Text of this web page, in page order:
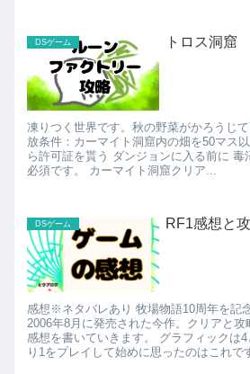
DSゲーム トロス洞窟
凍りつく世界です。秋の野菜がかろうじ
放条件：カーマイト洞窟内の畑を50マス
ら許可証を貰う ダンジョンに入る前に 毒
必須です。 カーマイト洞窟クリア...
DSゲーム RF1感想と
感想※ネタバレあり 牧場物語10周年を記
2006年8月に発売された今作。クリアと攻
感想を書いていきます。 グラフィックは
り1をプレイして始めに思ったのはこれで